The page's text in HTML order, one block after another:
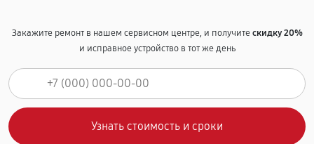
Закажите ремонт в нашем сервисном центре, и получитескидку 20%
и исправное устройство в тот же день